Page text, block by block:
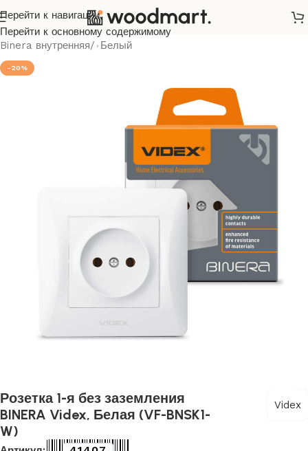
Перейти к навигации
Перейти к основному содержимому
Главная/ Розетки и выключатели/
Binera внутренняя/ Белый
-20%
Розетка 1-я без заземления
BINERA Videx, Белая (VF-BNSK1-
W)
Videx